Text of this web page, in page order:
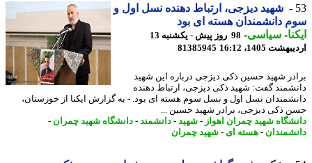
شهید دیزجی، ارتباط دهنده نسل اول و
دانشمندان هسته ای بود
-سیاسی-
98 روز پیش - یکشنبه 13
1405، 16:12
81385945
شهید حسین ذکی دیزجی درباره این شهید
گفت: شهید ذکی دیزجی، ارتباط دهنده
نسل اول و نسل سوم هسته ای بود. - به گزارش ایکنا از خوزستان،
ذکی دیزجی، برادر شهید حسین ...
شهید چمران اهواز -شهید-دانشمند-دانشگاه شهید چمران-
- هسته ای- شهید چمران